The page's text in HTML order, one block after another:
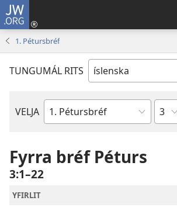
JW.ORG
1. Pétursbréf
TUNGUMÁL RITS
VELJA
Biblíubók
Kafla
Fyrra bréf Péturs
3:1–22
YFIRLIT